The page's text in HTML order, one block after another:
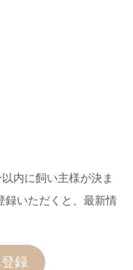
内に飼い主様が決ま
録いただくと、最新情
録